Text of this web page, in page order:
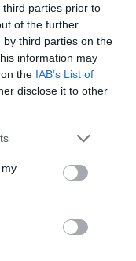
parties prior to
of the further
third parties on the
information may
the IAB’s List of
disclose it to other
necesidad
plazas.
entre
y se
formativos
las empresas".
a las
con estudios
por falta de
que tener